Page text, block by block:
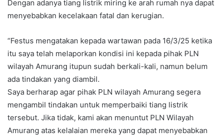
Dengan adanya tiang listrik miring ke arah rumah nya dapat
menyebabkan kecelakaan fatal dan kerugian.
“Festus mengatakan kepada wartawan pada 16/3/25 ketika
itu saya telah melaporkan kondisi ini kepada pihak PLN
wilayah Amurang itupun sudah berkali-kali, namun belum
ada tindakan yang diambil.
Saya berharap agar pihak PLN wilayah Amurang segera
mengambil tindakan untuk memperbaiki tiang listrik
tersebut. Jika tidak, kami akan menuntut PLN Wilayah
Amurang atas kelalaian mereka yang dapat menyebabkan